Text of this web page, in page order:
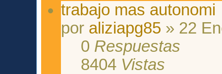
trabajo mas autonomi
por aliziapg85 » 22
0 Respuestas
8404 Vistas